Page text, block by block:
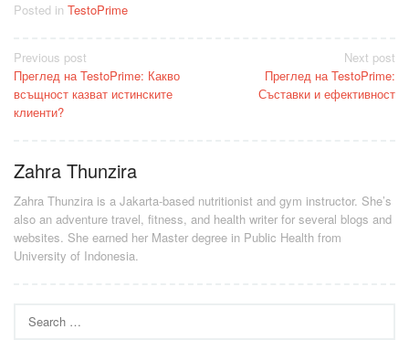
Posted in TestoPrime
Post
navigation
Previous post
Преглед на TestoPrime: Какво
всъщност казват истинските
клиенти?
Next post
Преглед на TestoPrime:
Съставки и ефективност
Zahra Thunzira
Zahra Thunzira is a Jakarta-based nutritionist and gym instructor. She’s
also an adventure travel, fitness, and health writer for several blogs and
websites. She earned her Master degree in Public Health from
University of Indonesia.
for: